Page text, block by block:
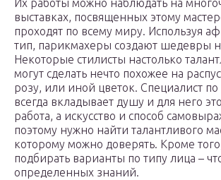
Их работы можно наблюдать на
выставках, посвященных этому
проходят по всему миру. Используя
тип, парикмахеры создают шедевры
Некоторые стилисты настолько
могут сделать нечто похожее на
розу, или иной цветок. Специалист
всегда вкладывает душу и для него
работа, а искусство и способ
поэтому нужно найти талантливого
которому можно доверять. Кроме
подбирать варианты по типу лица –
определенных знаний.